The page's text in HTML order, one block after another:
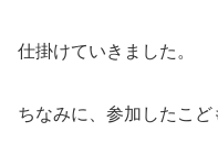
仕掛けていきました。
ちなみに、参加したこど